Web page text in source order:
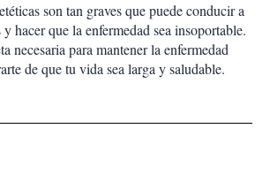
son tan graves que puede conducir a
hacer que la enfermedad sea insoportable.
necesaria para mantener la enfermedad
de que tu vida sea larga y saludable.